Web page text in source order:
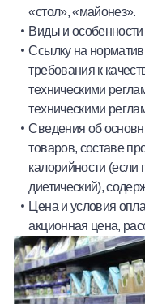
«стол», «майонез».
Виды и особенности
Ссылку на
требования к
техническими
техническими
Сведения об
товаров, составе
калорийности (если
диетический),
Цена и условия
акционная цена,